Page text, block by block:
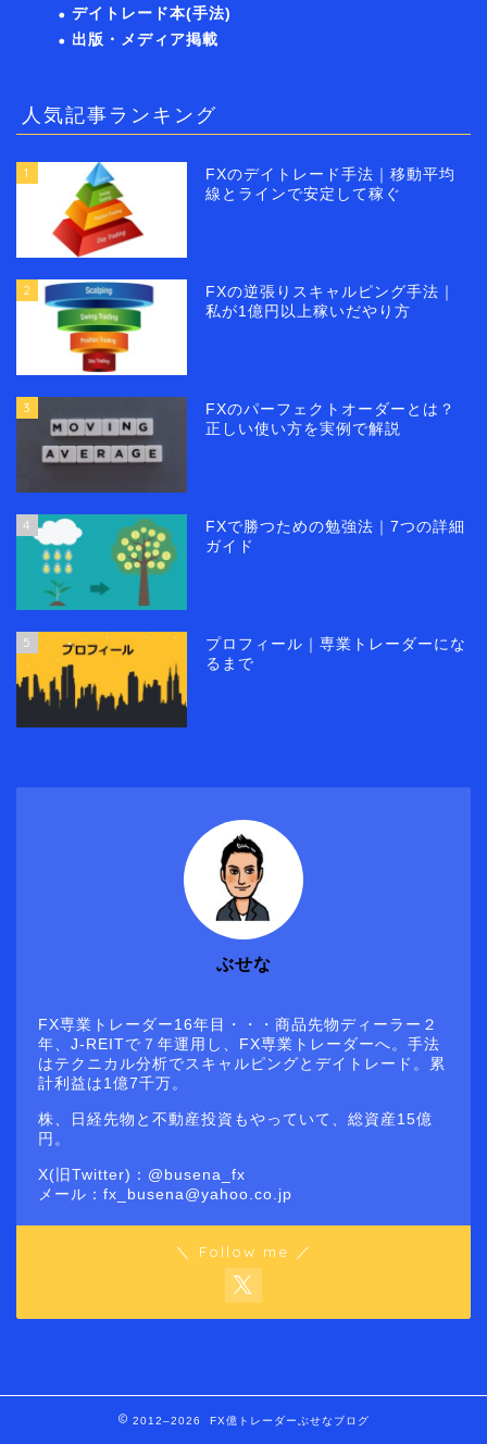
デイトレード本(手法)
出版・メディア掲載
人気記事ランキング
1
FXのデイトレード手法｜移動平均
線とラインで安定して稼ぐ
2
FXの逆張りスキャルピング手法｜
私が1億円以上稼いだやり方
3
FXのパーフェクトオーダーとは？
正しい使い方を実例で解説
4
FXで勝つための勉強法｜7つの詳細
ガイド
5
プロフィール｜専業トレーダーにな
るまで
ぶせな
FX専業トレーダー16年目・・・商品先物ディーラー２
年、J-REITで７年運用し、FX専業トレーダーへ。手法
はテクニカル分析でスキャルピングとデイトレード。累
計利益は1億7千万。
株、日経先物と不動産投資もやっていて、総資産15億
円。
X(旧Twitter)：@busena_fx
メール：fx_busena@yahoo.co.jp
＼ Follow me ／
2012–2026 FX億トレーダーぶせなブログ